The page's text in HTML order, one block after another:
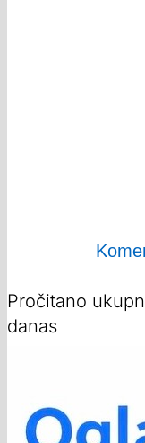
Pročitano
danas